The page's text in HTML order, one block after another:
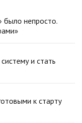
было непросто.
и стать
к старту